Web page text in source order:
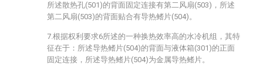
所述散热孔(501)的背面固定连接有第二风扇(503)，所述
第二风扇(503)的背面贴合有导热鳍片(504)。
7.根据权利要求6所述的一种换热效率高的水冷机组，其特
征在于：所述导热鳍片(504)的背面与液体箱(301)的正面
固定连接，所述导热鳍片(504)为金属导热鳍片。